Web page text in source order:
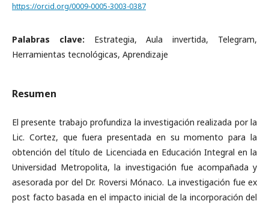
https://orcid.org/0009-0005-3003-0387
Palabras clave: Estrategia, Aula invertida, Telegram,
Herramientas tecnológicas, Aprendizaje
Resumen
El presente trabajo profundiza la investigación realizada por la
Lic. Cortez, que fuera presentada en su momento para la
obtención del título de Licenciada en Educación Integral en la
Universidad Metropolita, la investigación fue acompañada y
asesorada por del Dr. Roversi Mónaco. La investigación fue ex
post facto basada en el impacto inicial de la incorporación del